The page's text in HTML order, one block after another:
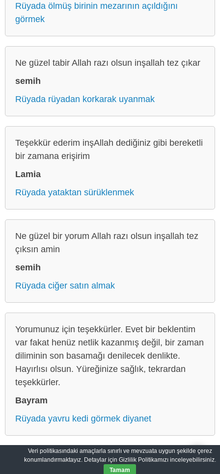
Rüyada ölmüş birinin mezarının açıldığını
görmek
Ne güzel tabir Allah razı olsun inşallah tez çıkar
semih
Rüyada rüyadan korkarak uyanmak
Teşekkür ederim inşAllah dediğiniz gibi bereketli
bir zamana erişirim
Lamia
Rüyada yataktan sürüklenmek
Ne güzel bir yorum Allah razı olsun inşallah tez
çıksın amin
semih
Rüyada ciğer satın almak
Yorumunuz için teşekkürler. Evet bir beklentim
var fakat henüz netlik kazanmış değil, bir zaman
diliminin son basamağı denilecek denlikte.
Hayırlısı olsun. Yüreğinize sağlık, tekrardan
teşekkürler.
Bayram
Rüyada yavru kedi görmek diyanet
Makbul Rüyalar: Hayallerin Yansıması Gizlilik Politikası
Veri politikasındaki amaçlarla sınırlı ve mevzuata uygun şekilde çerez
konumlandırmaktayız. Detaylar için Gizlilik Politikamızı inceleyebilirsiniz.
Tamam